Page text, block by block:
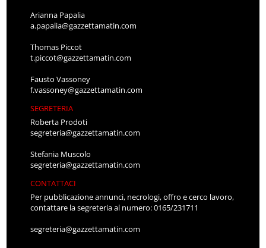
Arianna Papalia
a.papalia@gazzettamatin.com
Thomas Piccot
t.piccot@gazzettamatin.com
Fausto Vassoney
f.vassoney@gazzettamatin.com
SEGRETERIA
Roberta Prodoti
segreteria@gazzettamatin.com
Stefania Muscolo
segreteria@gazzettamatin.com
CONTATTACI
Per pubblicazione annunci, necrologi, offro e cerco lavoro,
contattare la segreteria al numero: 0165/231711
segreteria@gazzettamatin.com